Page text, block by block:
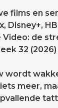
films en
Disney+,
Video: de
32 (2026)
wordt
meer,